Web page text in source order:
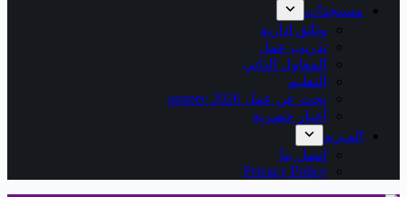
مستجدات
وثائق ادارية
تدريب عمل
المقاول الذاتي
التعليم
بحث عن عمل 2026 anapec
أخبار حصرية
المـزيد
اتصل بنا
Privacy Policy